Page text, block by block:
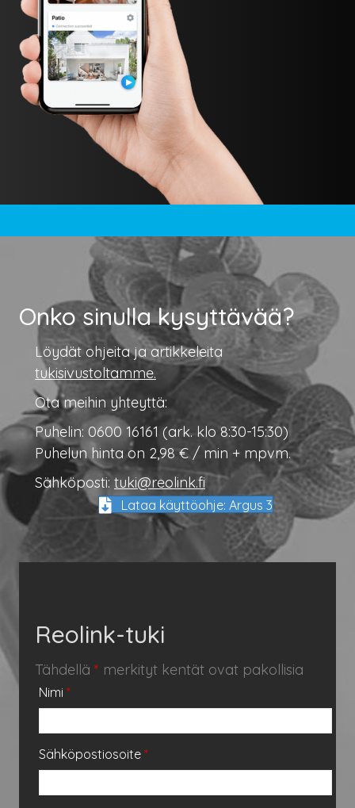
Onko sinulla kysyttävää?
Löydät ohjeita ja artikkeleita
tukisivustoltamme.
Ota meihin yhteyttä:
Puhelin: 0600 16161 (ark. klo 8:30-15:30)
Puhelun hinta on 2,98 € / min + mpvm.
Sähköposti: tuki@reolink.fi
Lataa käyttöohje: Argus 3
Reolink-tuki
Tähdellä * merkityt kentät ovat pakollisia
Nimi *
Sähköpostiosoite *